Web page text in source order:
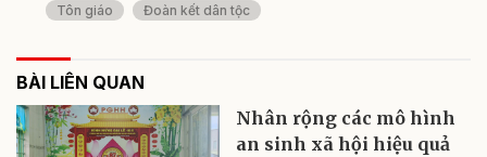
Tôn giáo
Đoàn kết dân tộc
BÀI LIÊN QUAN
Nhân rộng các mô hình
an sinh xã hội hiệu quả